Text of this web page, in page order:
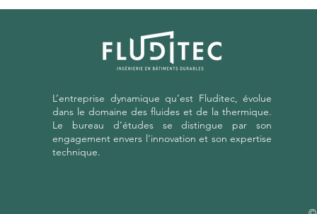
Diagnostic Collège
SCAER (29)
L’entreprise dynamique qu’est Fluditec, évolue
dans le domaine des fluides et de la thermique.
Le bureau d’études se distingue par son
engagement envers l'innovation et son expertise
technique.